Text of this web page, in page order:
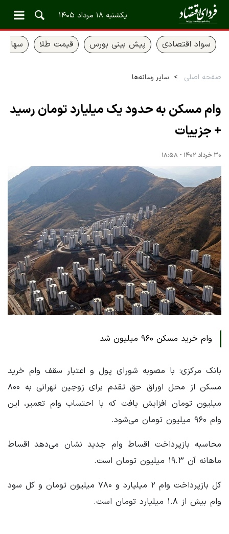
یکشنبه ۱۸ مرداد ۱۴۰۵
سواد اقتصادی پیش بینی بورس قیمت طلا سهام
صفحه اصلی سایر رسانه‌ها
وام مسکن به حدود یک میلیارد تومان رسید
+ جزییات
۳۰ خرداد ۱۴۰۲ - ۱۸:۵۸
وام خرید مسکن ۹۶۰ میلیون شد
بانک مرکزی: با مصوبه شورای پول و اعتبار سقف وام خرید
مسکن از محل اوراق حق تقدم برای زوجین تهرانی به ۸۰۰
میلیون تومان افزایش یافت که با احتساب وام تعمیر، این
وام ۹۶۰ میلیون تومان می‌شود.
محاسبه بازپرداخت اقساط وام جدید نشان می‌دهد اقساط
ماهانه آن ۱۹.۳ میلیون تومان است.
کل بازپرداخت وام ۲ میلیارد و ۷۸۰ میلیون تومان و کل سود
وام بیش از ۱.۸ میلیارد تومان است.